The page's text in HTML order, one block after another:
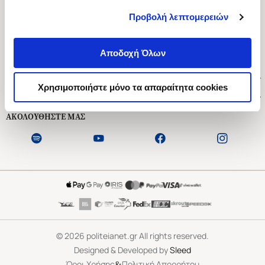
Προβολή λεπτομερειών
Αποδοχή Όλων
Χρησιμοποιήστε μόνο τα απαραίτητα cookies
Ασκληπιού 1-3, Αθήνα 106 79
Δευτέρα - Παρασκευή 09:00-21:00
Εξυπηρέτηση Πελατών
ΑΚΟΛΟΥΘΗΣΤΕ ΜΑΣ
©2026 politeianet.gr All rights reserved.
Designed & Developed bySleed